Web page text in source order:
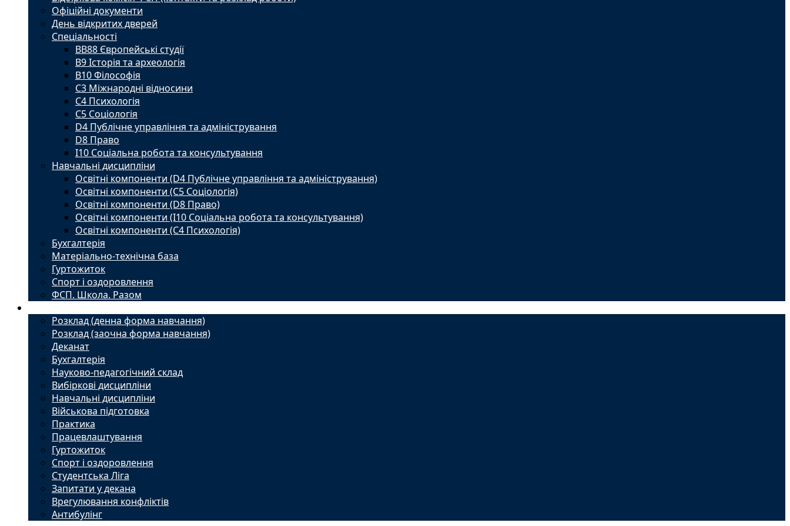
Офіційні документи
День відкритих дверей
Спеціальності
BВ88 Європейські студії
B9 Історія та археологія
B10 Філософія
C3 Міжнародні відносини
C4 Психологія
С5 Соціологія
D4 Публічне управління та адміністрування
D8 Право
I10 Соціальна робота та консультування
Навчальні дисципліни
Освітні компоненти (D4 Публічне управління та адміністрування)
Освітні компоненти (С5 Соціологія)
Освітні компоненти (D8 Право)
Освітні компоненти (I10 Соціальна робота та консультування)
Освітні компоненти (С4 Психологія)
Бухгалтерія
Матеріально-технічна база
Гуртожиток
Спорт і оздоровлення
ФСП. Школа. Разом
Розклад (денна форма навчання)
Розклад (заочна форма навчання)
Деканат
Бухгалтерія
Науково-педагогічний склад
Вибіркові дисципліни
Навчальні дисципліни
Військова підготовка
Практика
Працевлаштування
Гуртожиток
Спорт і оздоровлення
Студентська Ліга
Запитати у декана
Врегулювання конфліктів
Антибулінг